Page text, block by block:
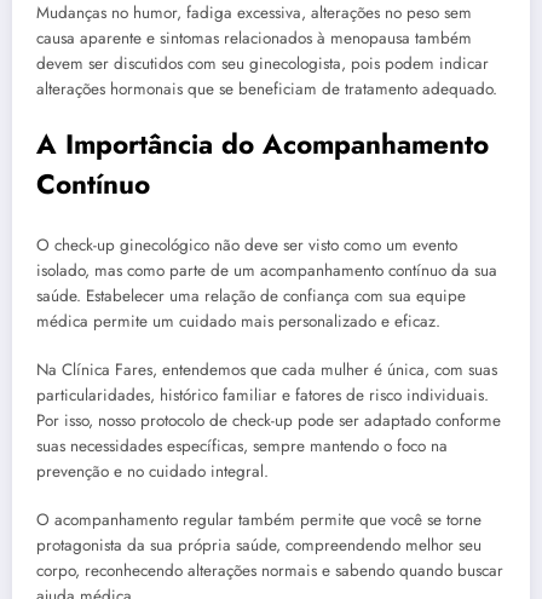
Mudanças no humor, fadiga excessiva, alterações no peso sem
causa aparente e sintomas relacionados à menopausa também
devem ser discutidos com seu ginecologista, pois podem indicar
alterações hormonais que se beneficiam de tratamento adequado.
A Importância do Acompanhamento
Contínuo
O check-up ginecológico não deve ser visto como um evento
isolado, mas como parte de um acompanhamento contínuo da sua
saúde. Estabelecer uma relação de confiança com sua equipe
médica permite um cuidado mais personalizado e eficaz.
Na Clínica Fares, entendemos que cada mulher é única, com suas
particularidades, histórico familiar e fatores de risco individuais.
Por isso, nosso protocolo de check-up pode ser adaptado conforme
suas necessidades específicas, sempre mantendo o foco na
prevenção e no cuidado integral.
O acompanhamento regular também permite que você se torne
protagonista da sua própria saúde, compreendendo melhor seu
corpo, reconhecendo alterações normais e sabendo quando buscar